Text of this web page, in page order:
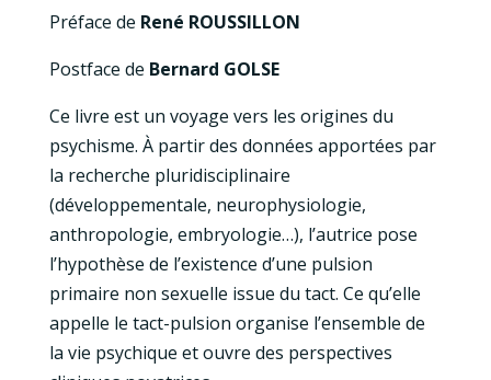
Préface de René ROUSSILLON
Postface de Bernard GOLSE
Ce livre est un voyage vers les origines du
psychisme. À partir des données apportées par
la recherche pluridisciplinaire
(développementale, neurophysiologie,
anthropologie, embryologie…), l’autrice pose
l’hypothèse de l’existence d’une pulsion
primaire non sexuelle issue du tact. Ce qu’elle
appelle le tact-pulsion organise l’ensemble de
la vie psychique et ouvre des perspectives